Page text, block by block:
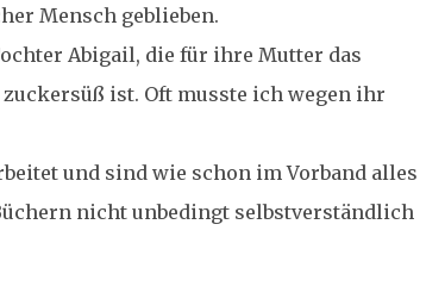
Mensch geblieben.
Abigail, die für ihre Mutter das
ist. Oft musste ich wegen ihr
und sind wie schon im Vorband alles
nicht unbedingt selbstverständlich